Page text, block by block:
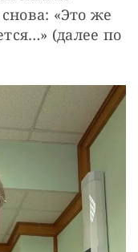
«Это же
(далее по